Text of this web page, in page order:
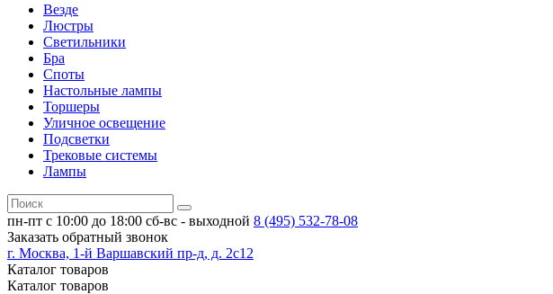
Везде
Люстры
Светильники
Бра
Споты
Настольные лампы
Торшеры
Уличное освещение
Подсветки
Трековые системы
Лампы
пн-пт с 10:00 до 18:00 сб-вс - выходной 8 (495) 532-78-08
Заказать обратный звонок
г. Москва, 1-й Варшавский пр-д, д. 2с12
Каталог товаров
Каталог товаров